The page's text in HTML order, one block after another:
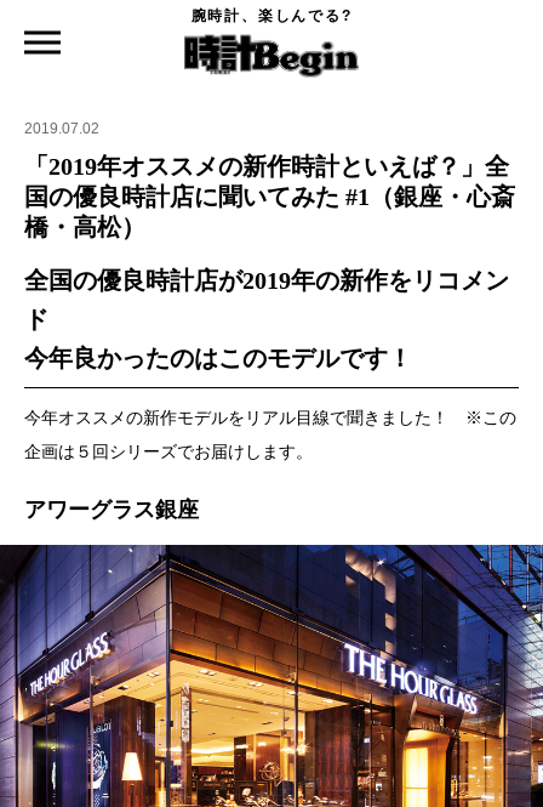
腕時計、楽しんでる?
「2019年オススメの新作時計といえば？」全国の優良時計店に聞いてみた #1（銀
2019.07.02
「2019年オススメの新作時計といえば？」全
国の優良時計店に聞いてみた #1（銀座・心斎
橋・高松）
全国の優良時計店が2019年の新作をリコメン
ド
今年良かったのはこのモデルです！
今年オススメの新作モデルをリアル目線で聞きました！ ※この
企画は５回シリーズでお届けします。
アワーグラス銀座